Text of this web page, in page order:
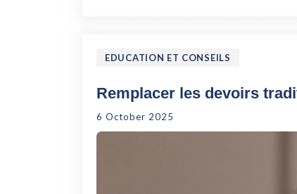
EDUCATION ET CONSEILS
Remplacer les devoirs
6 October 2025